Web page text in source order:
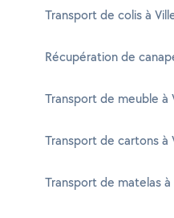
Transport de colis à
Récupération de
Transport de meuble à
Transport de cartons à
Transport de matelas